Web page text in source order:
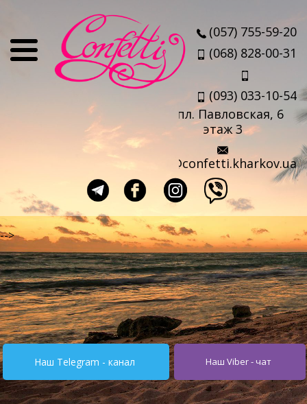
Отзывы
Выезд агента
Прокат чемоданов
Такси в аэропорт
Travel-sim
Страны
Турция от $195
Кипр от $251
(057) 755-59-20
(068) 828-00-31
(093) 033-10-54
пл. Павловская, 6
этаж 3
info@confetti.kharkov.ua
-->
Наш Telegram - канал Наш Viber - чат